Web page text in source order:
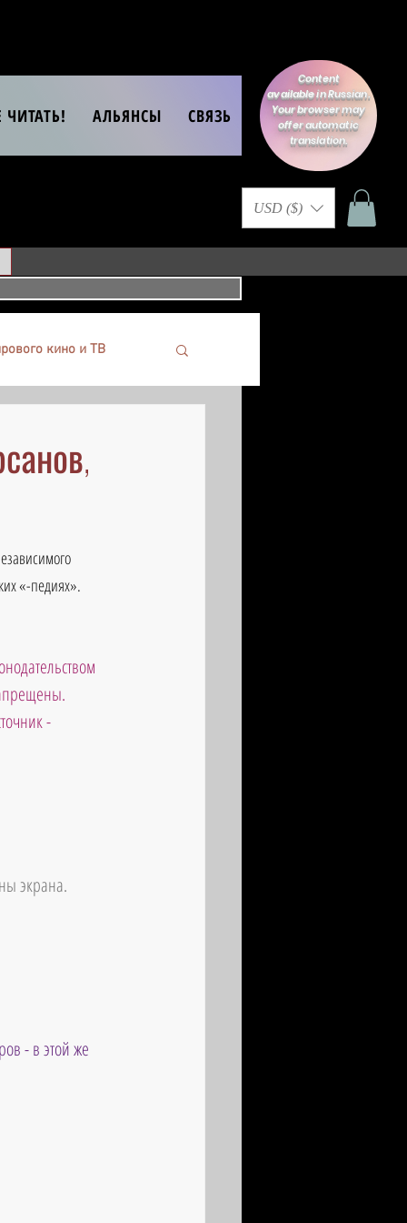
ЧИТАТЬ! АЛЬЯНСЫ СВЯЗЬ
Content
available in Russian.
Your browser may
offer automatic
translation.
USD ($)
кино и ТВ
«-педиях».
-
экрана.
- в этой же